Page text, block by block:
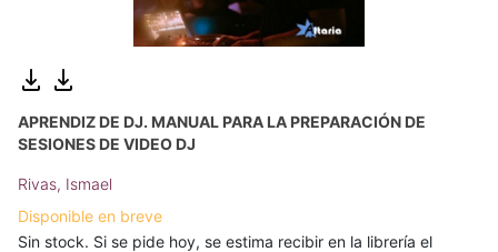
APRENDIZ DE DJ. MANUAL PARA LA PREPARACIÓN DE
SESIONES DE VIDEO DJ
Rivas, Ismael
Disponible en breve
Sin stock. Si se pide hoy, se estima recibir en la librería el